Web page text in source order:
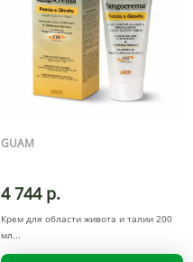
GUAM
4 744 р.
Крем для области живота и талии 200
мл